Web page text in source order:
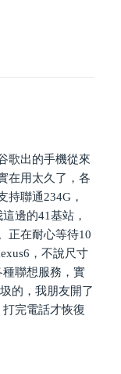
歌出的手機從來
在用太久了，各
持聯通234G，
邊的41基站，
正在耐心等待10
，不說尺寸
聯想服務，實
的，我朋友開了
完電話才恢復